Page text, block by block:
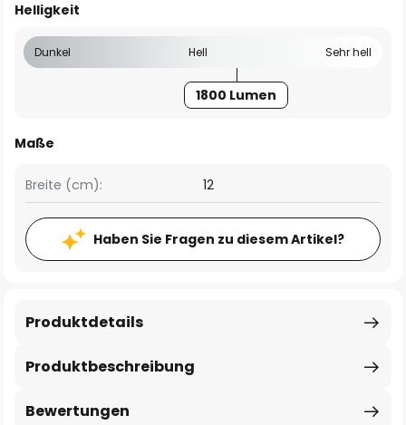
Helligkeit
Dunkel Hell Sehr hell
1800 Lumen
Maße
Breite (cm): 12
Haben Sie Fragen zu diesem Artikel?
Produktbeschreibung
Produktdetails
Bewertungen